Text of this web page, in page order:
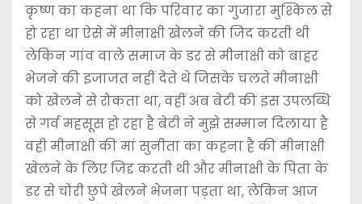
कृष्ण का कहना था कि परिवार का गुजारा मुश्किल से
हो रहा था ऐसे में मीनाक्षी खेलने की जिद करती थी
लेकिन गांव वाले समाज के डर से मीनाक्षी को बाहर
भेजने की इजाजत नहीं देते थे जिसके चलते मीनाक्षी
को खेलने से रोकता था, वहीं अब बेटी की इस उपलब्धि
से गर्व महसूस हो रहा है बेटी ने मुझे सम्मान दिलाया है
वही मीनाक्षी की मां सुनीता का कहना है की मीनाक्षी
खेलने के लिए जिद्द करती थी और मीनाक्षी के पिता के
डर से चोरी छुपे खेलने भेजना पड़ता था, लेकिन आज